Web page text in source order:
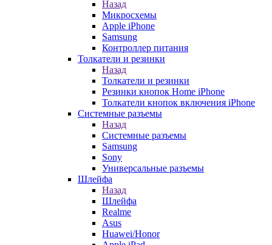
Назад
Микросхемы
Apple iPhone
Samsung
Контроллер питания
Толкатели и резинки
Назад
Толкатели и резинки
Резинки кнопок Home iPhone
Толкатели кнопок включения iPhone
Системные разъемы
Назад
Системные разъемы
Samsung
Sony
Универсальные разъемы
Шлейфа
Назад
Шлейфа
Realme
Asus
Huawei/Honor